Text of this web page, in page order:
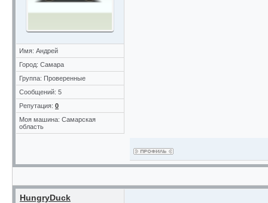
Имя: Андрей
Город: Самара
Группа: Проверенные
Сообщений: 5
Репутация: 0
Моя машина: Самарская
область
HungryDuck